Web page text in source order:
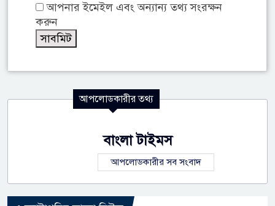
আপনার ইমেইল এবং অন্যান্য তথ্য সংরক্ষন
করুন
আপলোডকারীর তথ্য
বাংলা টাইমস
আপলোডকারীর সব সংবাদ